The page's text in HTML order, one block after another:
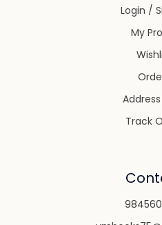
Login /
My
Track